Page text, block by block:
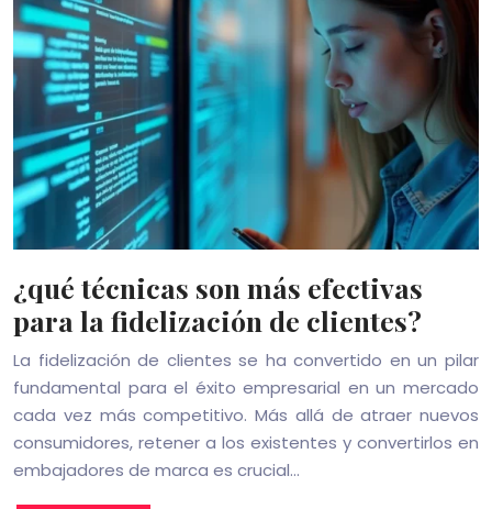
¿qué técnicas son más efectivas
para la fidelización de clientes?
La fidelización de clientes se ha convertido en un pilar
fundamental para el éxito empresarial en un mercado
cada vez más competitivo. Más allá de atraer nuevos
consumidores, retener a los existentes y convertirlos en
embajadores de marca es crucial…